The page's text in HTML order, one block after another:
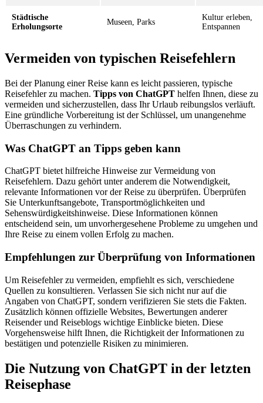
Städtische
Erholungsorte
Museen, Parks
Kultur erleben,
Entspannen
Vermeiden von typischen Reisefehlern
Bei der Planung einer Reise kann es leicht passieren, typische
Reisefehler zu machen. Tipps von ChatGPT helfen Ihnen, diese zu
vermeiden und sicherzustellen, dass Ihr Urlaub reibungslos verläuft.
Eine gründliche Vorbereitung ist der Schlüssel, um unangenehme
Überraschungen zu verhindern.
Was ChatGPT an Tipps geben kann
ChatGPT bietet hilfreiche Hinweise zur Vermeidung von
Reisefehlern. Dazu gehört unter anderem die Notwendigkeit,
relevante Informationen vor der Reise zu überprüfen. Überprüfen
Sie Unterkunftsangebote, Transportmöglichkeiten und
Sehenswürdigkeitshinweise. Diese Informationen können
entscheidend sein, um unvorhergesehene Probleme zu umgehen und
Ihre Reise zu einem vollen Erfolg zu machen.
Empfehlungen zur Überprüfung von Informationen
Um Reisefehler zu vermeiden, empfiehlt es sich, verschiedene
Quellen zu konsultieren. Verlassen Sie sich nicht nur auf die
Angaben von ChatGPT, sondern verifizieren Sie stets die Fakten.
Zusätzlich können offizielle Websites, Bewertungen anderer
Reisender und Reiseblogs wichtige Einblicke bieten. Diese
Vorgehensweise hilft Ihnen, die Richtigkeit der Informationen zu
bestätigen und potenzielle Risiken zu minimieren.
Die Nutzung von ChatGPT in der letzten
Reisephase